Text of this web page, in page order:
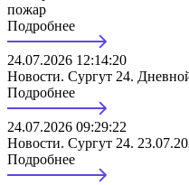
пожар
Подробнее
24.07.2026 12:14:20
Новости. Сургут 24.
Подробнее
24.07.2026 09:29:22
Новости. Сургут 24.
Подробнее